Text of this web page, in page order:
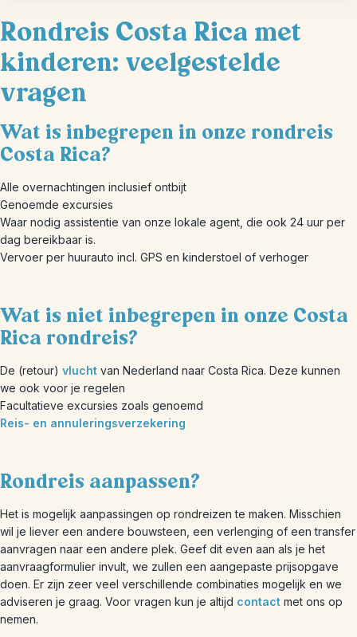
Rondreis Costa Rica met
kinderen: veelgestelde
vragen
Wat is inbegrepen in onze rondreis
Costa Rica?
Alle overnachtingen inclusief ontbijt
Genoemde excursies
Waar nodig assistentie van onze lokale agent, die ook 24 uur per
dag bereikbaar is.
Vervoer per huurauto incl. GPS en kinderstoel of verhoger
Wat is niet inbegrepen in onze Costa
Rica rondreis?
De (retour) vlucht van Nederland naar Costa Rica. Deze kunnen
we ook voor je regelen
Facultatieve excursies zoals genoemd
Reis- en annuleringsverzekering
Rondreis aanpassen?
Het is mogelijk aanpassingen op rondreizen te maken. Misschien
wil je liever een andere bouwsteen, een verlenging of een transfer
aanvragen naar een andere plek. Geef dit even aan als je het
aanvraagformulier invult, we zullen een aangepaste prijsopgave
doen. Er zijn zeer veel verschillende combinaties mogelijk en we
adviseren je graag. Voor vragen kun je altijd contact met ons op
nemen.